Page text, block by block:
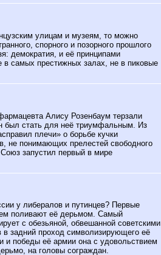
улицам и музеям, то можно
спорного и позорного прошлого
демократия, и её принципами
самых престижных залах, не в пиковые
Алису Розенбаум терзали
был стать для неё триумфальным. Из
плечи» о борьбе кучки
не понимающих прелестей свободного
запустил первый в мире
у либералов и путинцев? Первые
поливают её дерьмом. Самый
с обезьяной, обвешанной советскими
задний проход символизирующего её
и победы её армии она с удовольствием
на головы сограждан.